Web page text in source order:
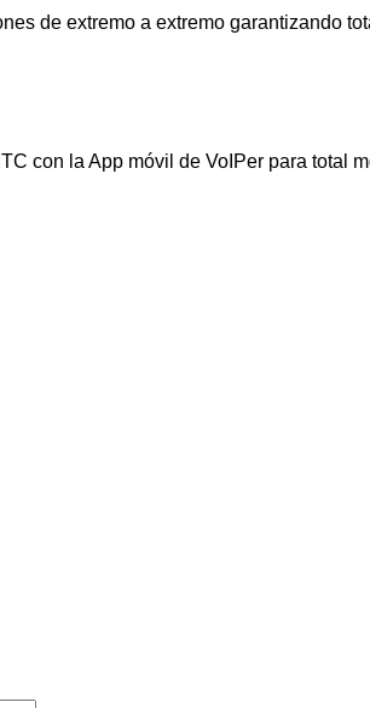
de extremo a extremo garantizando
con la App móvil de VoIPer para total